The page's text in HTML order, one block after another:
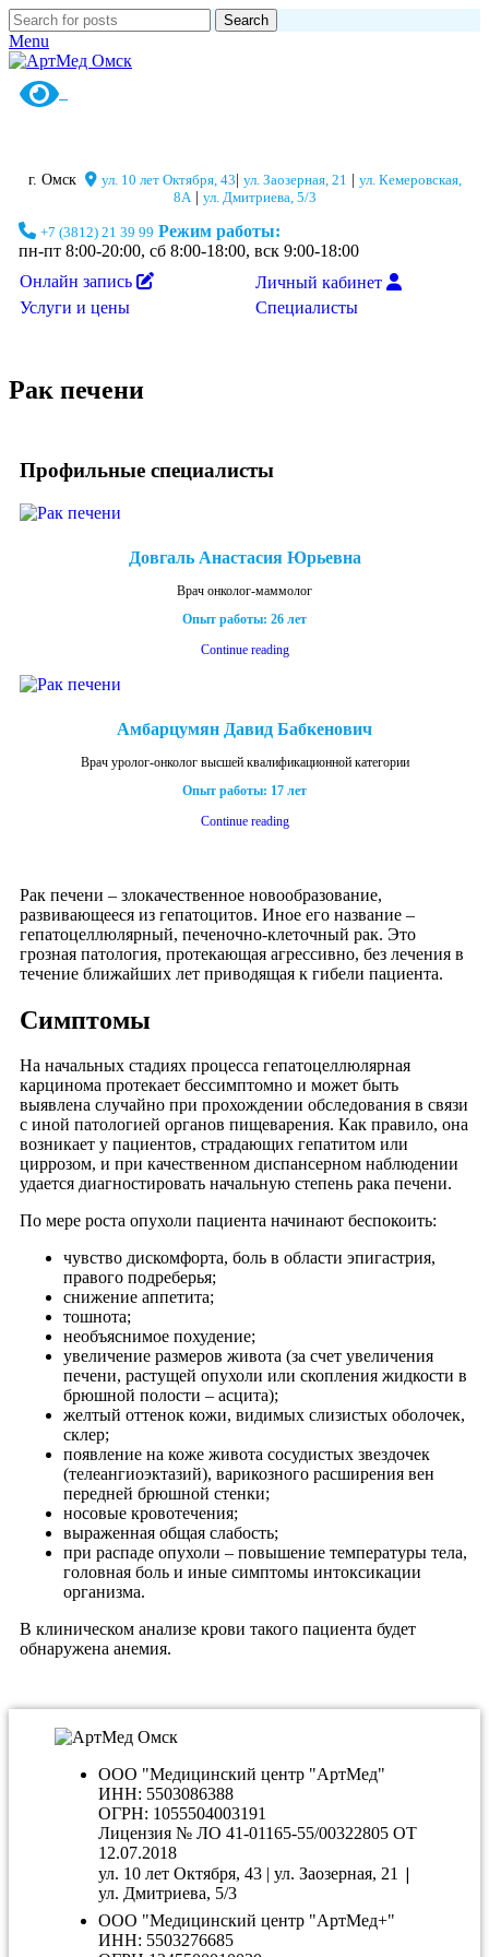
Search
Menu
г. Омск ул. 10 лет Октября, 43 ул. Заозерная, 21
ул. Кемеровская,
8А| ул. Дмитриева, 5/3
+7 (3812) 21 39 99 Режим работы:
пн-пт 8:00-20:00, сб 8:00-18:00, вск 9:00-18:00
Онлайн запись
Услуги и цены
Личный кабинет
Специалисты
Рак печени
Профильные специалисты
Довгаль Анастасия Юрьевна
Врач онколог-маммолог
Опыт работы: 26 лет
Continue reading
Амбарцумян Давид Бабкенович
Врач уролог-онколог высшей квалификационной категории
Опыт работы: 17 лет
Continue reading
Рак печени – злокачественное новообразование,
развивающееся из гепатоцитов. Иное его название –
гепатоцеллюлярный, печеночно-клеточный рак. Это
грозная патология, протекающая агрессивно, без лечения в
течение ближайших лет приводящая к гибели пациента.
Симптомы
На начальных стадиях процесса гепатоцеллюлярная
карцинома протекает бессимптомно и может быть
выявлена случайно при прохождении обследования в связи
с иной патологией органов пищеварения. Как правило, она
возникает у пациентов, страдающих гепатитом или
циррозом, и при качественном диспансерном наблюдении
удается диагностировать начальную степень рака печени.
По мере роста опухоли пациента начинают беспокоить:
чувство дискомфорта, боль в области эпигастрия,
правого подреберья;
снижение аппетита;
тошнота;
необъяснимое похудение;
увеличение размеров живота (за счет увеличения
печени, растущей опухоли или скопления жидкости в
брюшной полости – асцита);
желтый оттенок кожи, видимых слизистых оболочек,
склер;
появление на коже живота сосудистых звездочек
(телеангиоэктазий), варикозного расширения вен
передней брюшной стенки;
носовые кровотечения;
выраженная общая слабость;
при распаде опухоли – повышение температуры тела,
головная боль и иные симптомы интоксикации
организма.
В клиническом анализе крови такого пациента будет
обнаружена анемия.
ООО "Медицинский центр "АртМед"
ИНН: 5503086388
ОГРН: 1055504003191
Лицензия № ЛО 41-01165-55/00322805 ОТ
12.07.2018
ул. 10 лет Октября, 43 | ул. Заозерная, 21 |
ул. Дмитриева, 5/3
ООО "Медицинский центр "АртМед+"
ИНН: 5503276685